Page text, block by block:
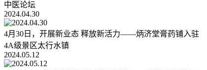
中医论坛
2024.04.30
4月30日，开展新业态 释放新活力——炳济堂膏药铺入驻
4A级景区太行水镇
2024.05.12